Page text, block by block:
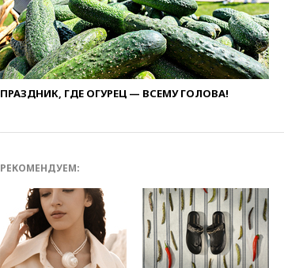
ПРАЗДНИК, ГДЕ ОГУРЕЦ — ВСЕМУ ГОЛОВА!
РЕКОМЕНДУЕМ: